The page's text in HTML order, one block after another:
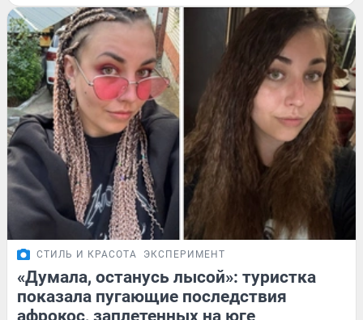
СТИЛЬ И КРАСОТА ЭКСПЕРИМЕНТ
«Думала, останусь лысой»: туристка
показала пугающие последствия
афрокос, заплетенных на юге